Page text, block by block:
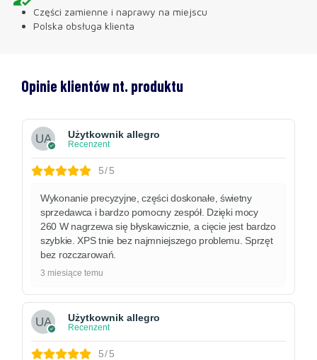
Części zamienne i naprawy na miejscu
Polska obsługa klienta
Opinie klientów nt. produktu
Użytkownik allegro
Recenzent
5/5
Wykonanie precyzyjne, części doskonałe, świetny
sprzedawca i bardzo pomocny zespół. Dzięki mocy
260 W nagrzewa się błyskawicznie, a cięcie jest bardzo
szybkie. XPS tnie bez najmniejszego problemu. Sprzęt
bez rozczarowań.
3 miesiące temu
Użytkownik allegro
Recenzent
5/5